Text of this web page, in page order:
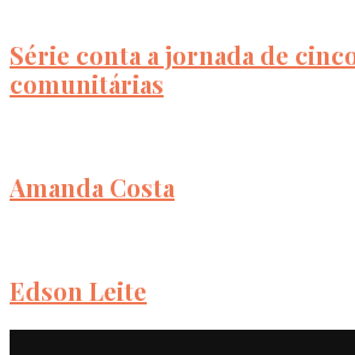
Série conta a jornada de
comunitárias
Amanda Costa
Edson Leite